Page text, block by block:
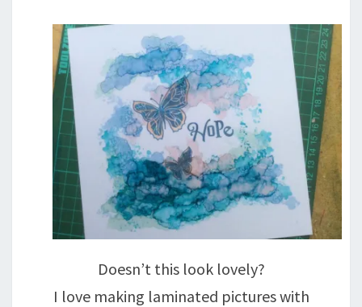
Doesn’t this look lovely?
I love making laminated pictures with